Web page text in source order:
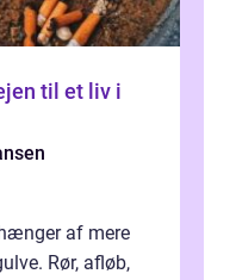
af mere
Rør, afløb,